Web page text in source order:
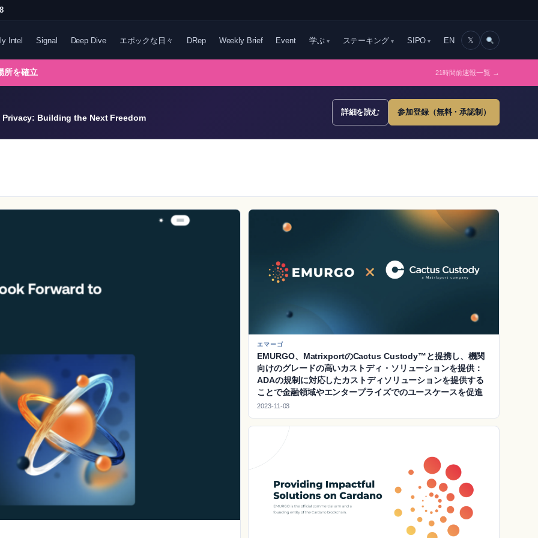
Intel Signal Deep Dive エポックな日々 DRep Weekly Brief Event 学ぶ ステーキング SIPO EN 𝕏
所を確立 21時間前速報一覧 →
Building the Next Freedom
詳細を読む 参加登録（無料・承認制）
エマーゴ
EMURGO、MatrixportのCactus Custody™と提携し、機関
向けのグレードの高いカストディ・ソリューションを提供：
ADAの規制に対応したカストディソリューションを提供する
ことで金融領域やエンタープライズでのユースケースを促進
2023-11-03